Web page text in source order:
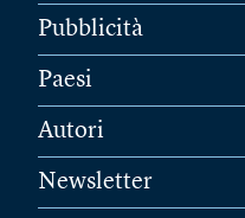
Pubblicità
Paesi
Autori
Newsletter